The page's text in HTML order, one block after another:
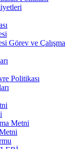
Görev ve Çalışma
Politikası
Metni